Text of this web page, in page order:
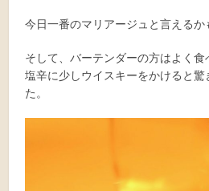
今日一番のマリアージュと言えるか
そして、バーテンダーの方はよく食
塩辛に少しウイスキーをかけると
た。